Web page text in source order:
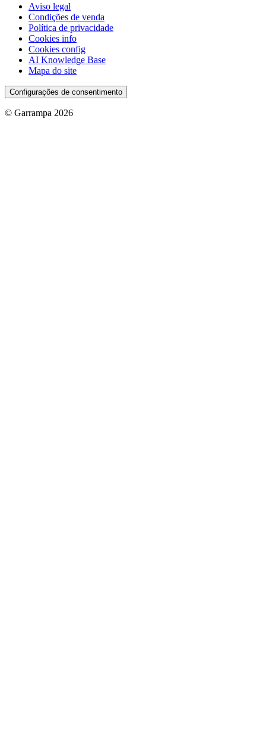
Aviso legal
Condições de venda
Política de privacidade
Cookies info
Cookies config
AI Knowledge Base
Mapa do site
Configurações de consentimento
© Garrampa 2026